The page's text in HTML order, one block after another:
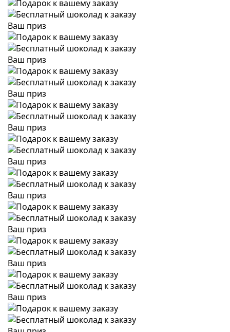
Ваш приз
Ваш приз
Ваш приз
Ваш приз
Ваш приз
Ваш приз
Ваш приз
Ваш приз
Ваш приз